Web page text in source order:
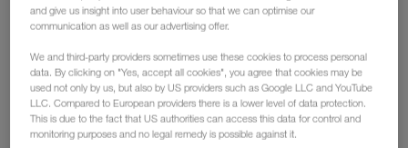
вантажу
Ефективне кріплення вантажузалежить від
його типу та починається з правильного
пакування відповідно до вимог перевезення,
завантаження, розміщення і кріплення. Лише
and give us insight into user behaviour so that we can optimise our
communication as well as our advertising offer.
We and third-party providers sometimes use these cookies to process personal
data. By clicking on "Yes, accept all cookies", you agree that cookies may be
used not only by us, but also by US providers such as Google LLC and YouTube
LLC. Compared to European providers there is a lower level of data protection.
This is due to the fact that US authorities can access this data for control and
monitoring purposes and no legal remedy is possible against it.